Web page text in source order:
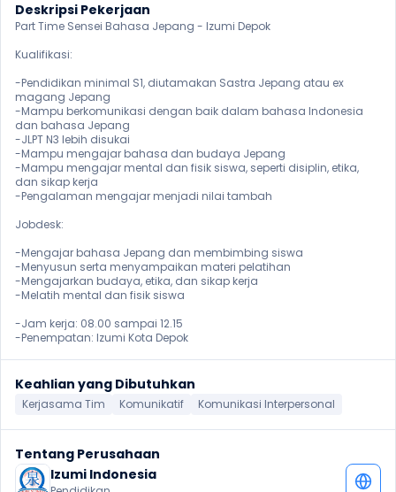
Deskripsi Pekerjaan
Part Time Sensei Bahasa Jepang - Izumi Depok
Kualifikasi:
-Pendidikan minimal S1, diutamakan Sastra Jepang atau ex
magang Jepang
-Mampu berkomunikasi dengan baik dalam bahasa Indonesia
dan bahasa Jepang
-JLPT N3 lebih disukai
-Mampu mengajar bahasa dan budaya Jepang
-Mampu mengajar mental dan fisik siswa, seperti disiplin, etika,
dan sikap kerja
-Pengalaman mengajar menjadi nilai tambah
Jobdesk:
-Mengajar bahasa Jepang dan membimbing siswa
-Menyusun serta menyampaikan materi pelatihan
-Mengajarkan budaya, etika, dan sikap kerja
-Melatih mental dan fisik siswa
-Jam kerja: 08.00 sampai 12.15
-Penempatan: Izumi Kota Depok
Keahlian yang Dibutuhkan
Kerjasama Tim Komunikatif Komunikasi Interpersonal
Tentang Perusahaan
Izumi Indonesia